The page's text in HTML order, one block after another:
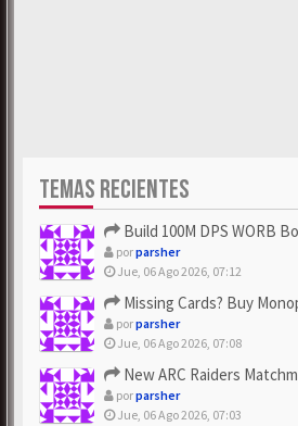
TEMAS RECIENTES
Build 100M DPS WORB Bomb
porparsher
Jue, 06 Ago 2026, 07:12
Missing Cards? Buy Monopoly Go
porparsher
Jue, 06 Ago 2026, 07:08
New ARC Raiders Matchmaking
porparsher
Jue, 06 Ago 2026, 07:03